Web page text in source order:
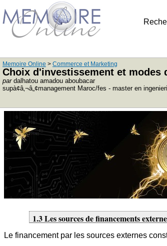
Memoire Online > Commerce et Marketing
Choix d'investissement et modes
pardalhatou amadou aboubacar
supà¢â‚¬â„¢management Maroc/fes - master en
1.3 Les sources de financements
Le financement par les sources externes